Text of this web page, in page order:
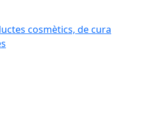
cosmètics, de cura